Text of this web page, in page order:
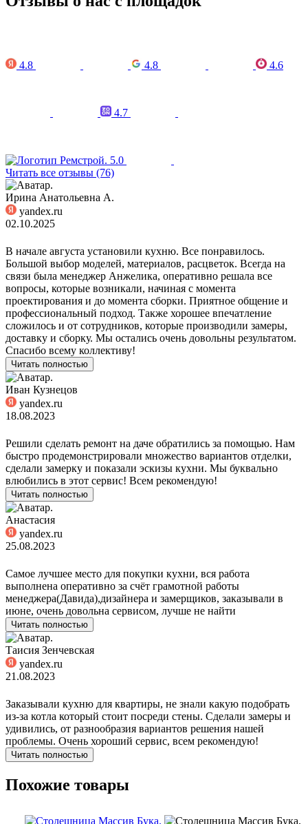
4.8 4.8 4.6
4.7
5.0
Читать все отзывы (76)
Ирина Анатольевна А.
yandex.ru
02.10.2025
В начале августа установили кухню. Все понравилось.
Большой выбор моделей, материалов, расцветок. Всегда на
связи была менеджер Анжелика, оперативно решала все
вопросы, которые возникали, начиная с момента
проектирования и до момента сборки. Приятное общение и
профессиональный подход. Также хорошее впечатление
сложилось и от сотрудников, которые производили замеры,
доставку и сборку. Мы остались очень довольны результатом.
Спасибо всему коллективу!
Читать полностью
Иван Кузнецов
yandex.ru
18.08.2023
Решили сделать ремонт на даче обратились за помощью. Нам
быстро продемонстрировали множество вариантов отделки,
сделали замерку и показали эскизы кухни. Мы буквально
влюбились в этот сервис! Всем рекомендую!
Читать полностью
Анастасия
yandex.ru
25.08.2023
Самое лучшее место для покупки кухни, вся работа
выполнена оперативно за счёт грамотной работы
менеджера(Давида),дизайнера и замерщиков, заказывали в
июне, очень довольна сервисом, лучше не найти
Читать полностью
Таисия Зенчевская
yandex.ru
21.08.2023
Заказывали кухню для квартиры, не знали какую подобрать
из-за котла который стоит посреди стены. Сделали замеры и
удивились, от разнообразия вариантов решения нашей
проблемы. Очень хороший сервис, всем рекомендую!
Читать полностью
Похожие товары